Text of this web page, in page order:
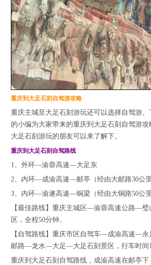
重庆到大足石刻自驾游攻略
重庆主城至大足石刻游玩还可以选择自驾游。
的小编为大家带来的重庆到大足石刻自驾游
大足石刻游玩的朋友可以来了解下。
重庆到大足石刻自驾路线
1、外环—渝蓉高速—大足东
2、内环—成渝高速—邮亭（经由大邮路30公里
3、内环—渝遂高速—铜梁（经由大铜路50公里
【最佳路线】重庆主城区—渝蓉高速公路—
区，全程50分钟。
【自驾路线】重庆市区自驾车—成渝高速—
邮路—龙水—大足—大足石刻景区，行车时间
重庆到大足石刻自驾路线，成渝高速在邮亭下